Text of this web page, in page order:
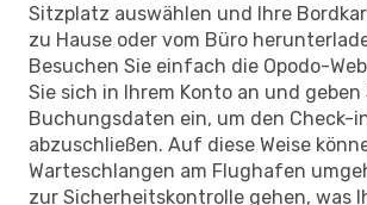
Sitzplatz auswählen und Ihre
zu Hause oder vom Büro
Besuchen Sie einfach die Opodo-
Sie sich in Ihrem Konto an und geben
Buchungsdaten ein, um den Check-
abzuschließen. Auf diese Weise
Warteschlangen am Flughafen
zur Sicherheitskontrolle gehen, was